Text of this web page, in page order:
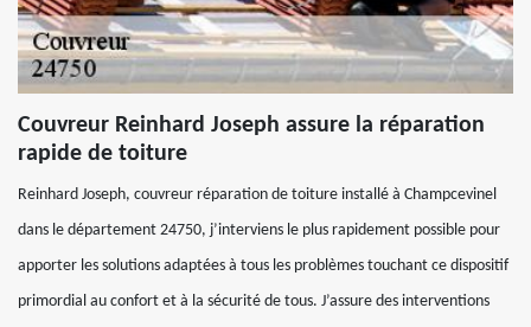
Couvreur Reinhard Joseph assure la réparation
rapide de toiture
Reinhard Joseph, couvreur réparation de toiture installé à Champcevinel
dans le département 24750, j’interviens le plus rapidement possible pour
apporter les solutions adaptées à tous les problèmes touchant ce dispositif
primordial au confort et à la sécurité de tous. J’assure des interventions